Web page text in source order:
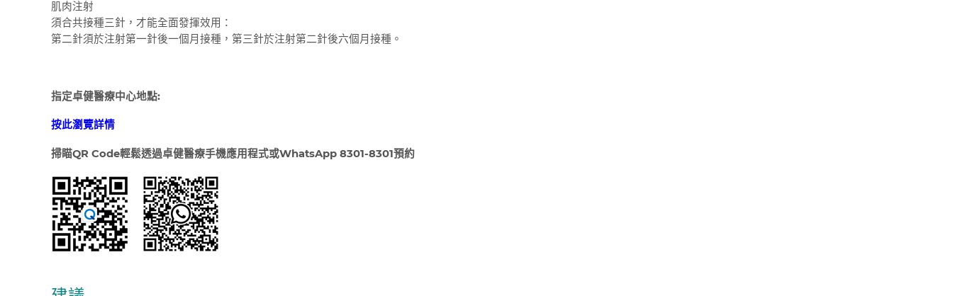
肌肉注射
須合共接種三針，才能全面發揮效用：
第二針須於注射第一針後一個月接種，第三針於注射第二針後六個月接種。
指定卓健醫療中心地點:
按此瀏覽詳情
掃瞄QR Code輕鬆透過卓健醫療手機應用程式或WhatsApp 8301-8301預約